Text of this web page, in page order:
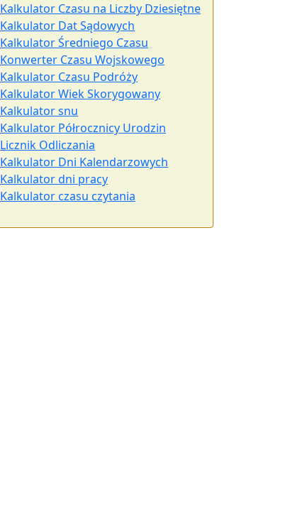
Kalkulator Czasu na Liczby Dziesiętne
Kalkulator Dat Sądowych
Kalkulator Średniego Czasu
Konwerter Czasu Wojskowego
Kalkulator Czasu Podróży
Kalkulator Wiek Skorygowany
Kalkulator snu
Kalkulator Półrocznicy Urodzin
Licznik Odliczania
Kalkulator Dni Kalendarzowych
Kalkulator dni pracy
Kalkulator czasu czytania